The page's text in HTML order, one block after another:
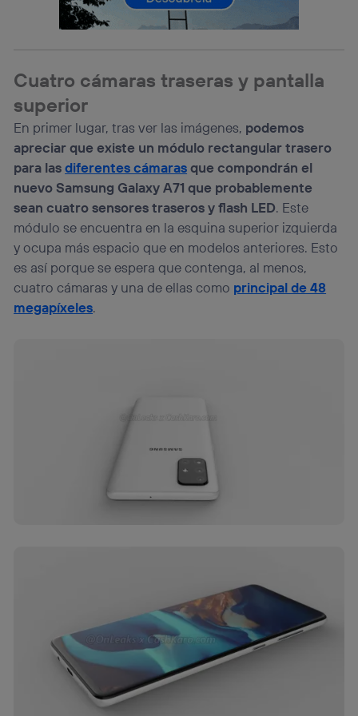
Cuatro cámaras traseras y pantalla
superior
En primer lugar, tras ver las imágenes, podemos
apreciar que existe un módulo rectangular trasero
para lasdiferentes cámarasque compondrán el
nuevo Samsung Galaxy A71 que probablemente
sean cuatro sensores traseros y flash LED. Este
módulo se encuentra en la esquina superior izquierda
y ocupa más espacio que en modelos anteriores. Esto
es así porque se espera que contenga, al menos,
cuatro cámaras y una de ellas como principal de 48
megapíxeles.
Si utilizas una
conexión de banda ancha
(p. ej., Wi-Fi),
el marketing o análisis se realizará en función de las
actividades de navegación de los miembros del hogar
Si utilizasdatos móviles, el marketing será más
personalizado, ya que se basará únicamente en la
navegación del usuario del móvil.
Puedes gestionar los consentimientos Utiq seleccionando
“Administrar Utiq” en la parte inferior de esta página web o
visitando el portal de privacidad de Utiq
(“consenthub”) . Para más información, consulta
política de privacidad de Utiq